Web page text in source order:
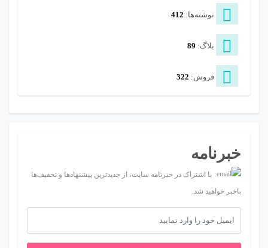
نوشته‌ها: 412
بلاگ: 89
فروش: 322
خبرنامه
با اشتراک در خبرنامه سایت، از جدیدترین پیشنهادها و تخفیف‌ها
باخبر خواهید شد.